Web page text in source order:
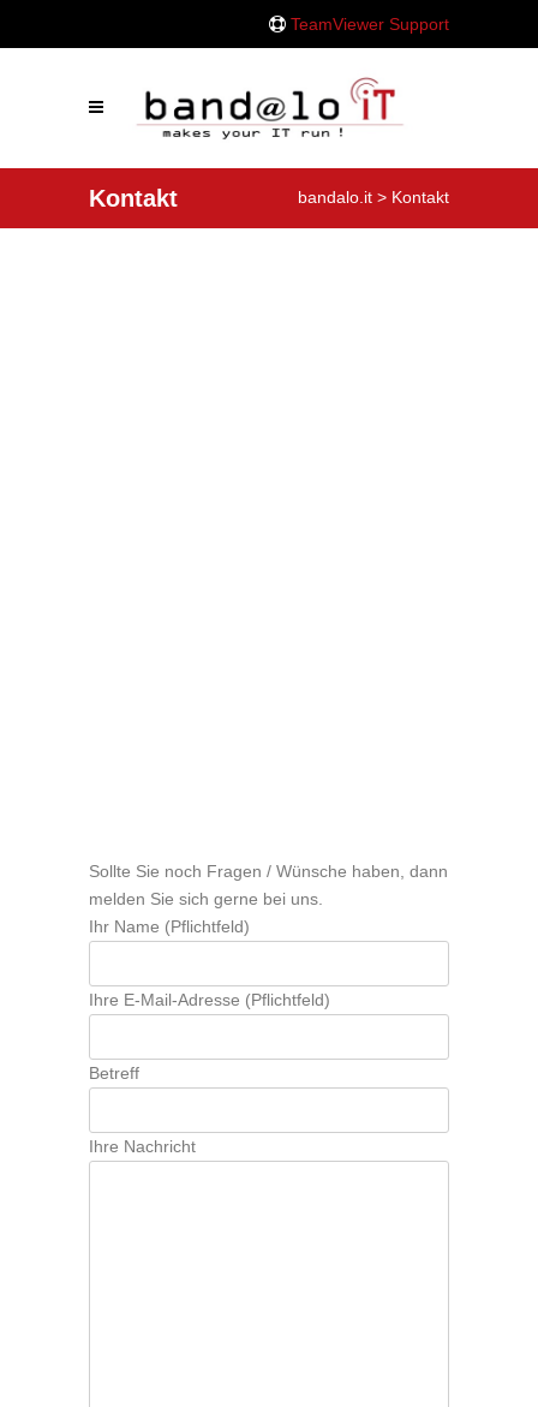
TeamViewer Support
Kontakt bandalo.it > Kontakt
Sollte Sie noch Fragen / Wünsche haben, dann
melden Sie sich gerne bei uns.
Ihr Name (Pflichtfeld)
Ihre E-Mail-Adresse (Pflichtfeld)
Betreff
Ihre Nachricht